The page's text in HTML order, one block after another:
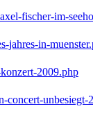
fischer-im-
jahres-in-
2009.php
concert-unbesiegt-